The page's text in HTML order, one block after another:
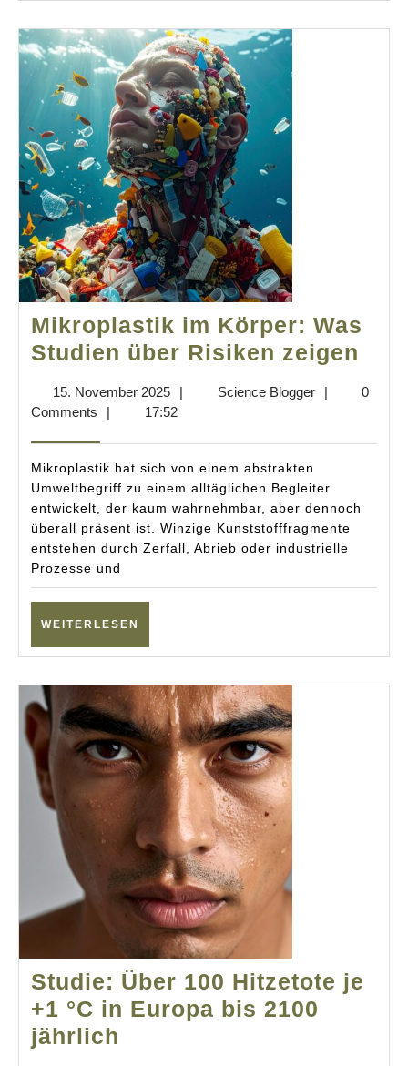
Mikroplastik im Körper: Was
Studien über Risiken zeigen
15. November 202515.
November
| Science BloggerScience
|
0
Comments
| 17:52
Mikroplastik hat sich von einem abstrakten
Umweltbegriff zu einem alltäglichen Begleiter
entwickelt, der kaum wahrnehmbar, aber dennoch
überall präsent ist. Winzige Kunststofffragmente
entstehen durch Zerfall, Abrieb oder industrielle
Prozesse und
WEITERLESEN
Studie: Über 100 Hitzetote je
+1 °C in Europa bis 2100
jährlich